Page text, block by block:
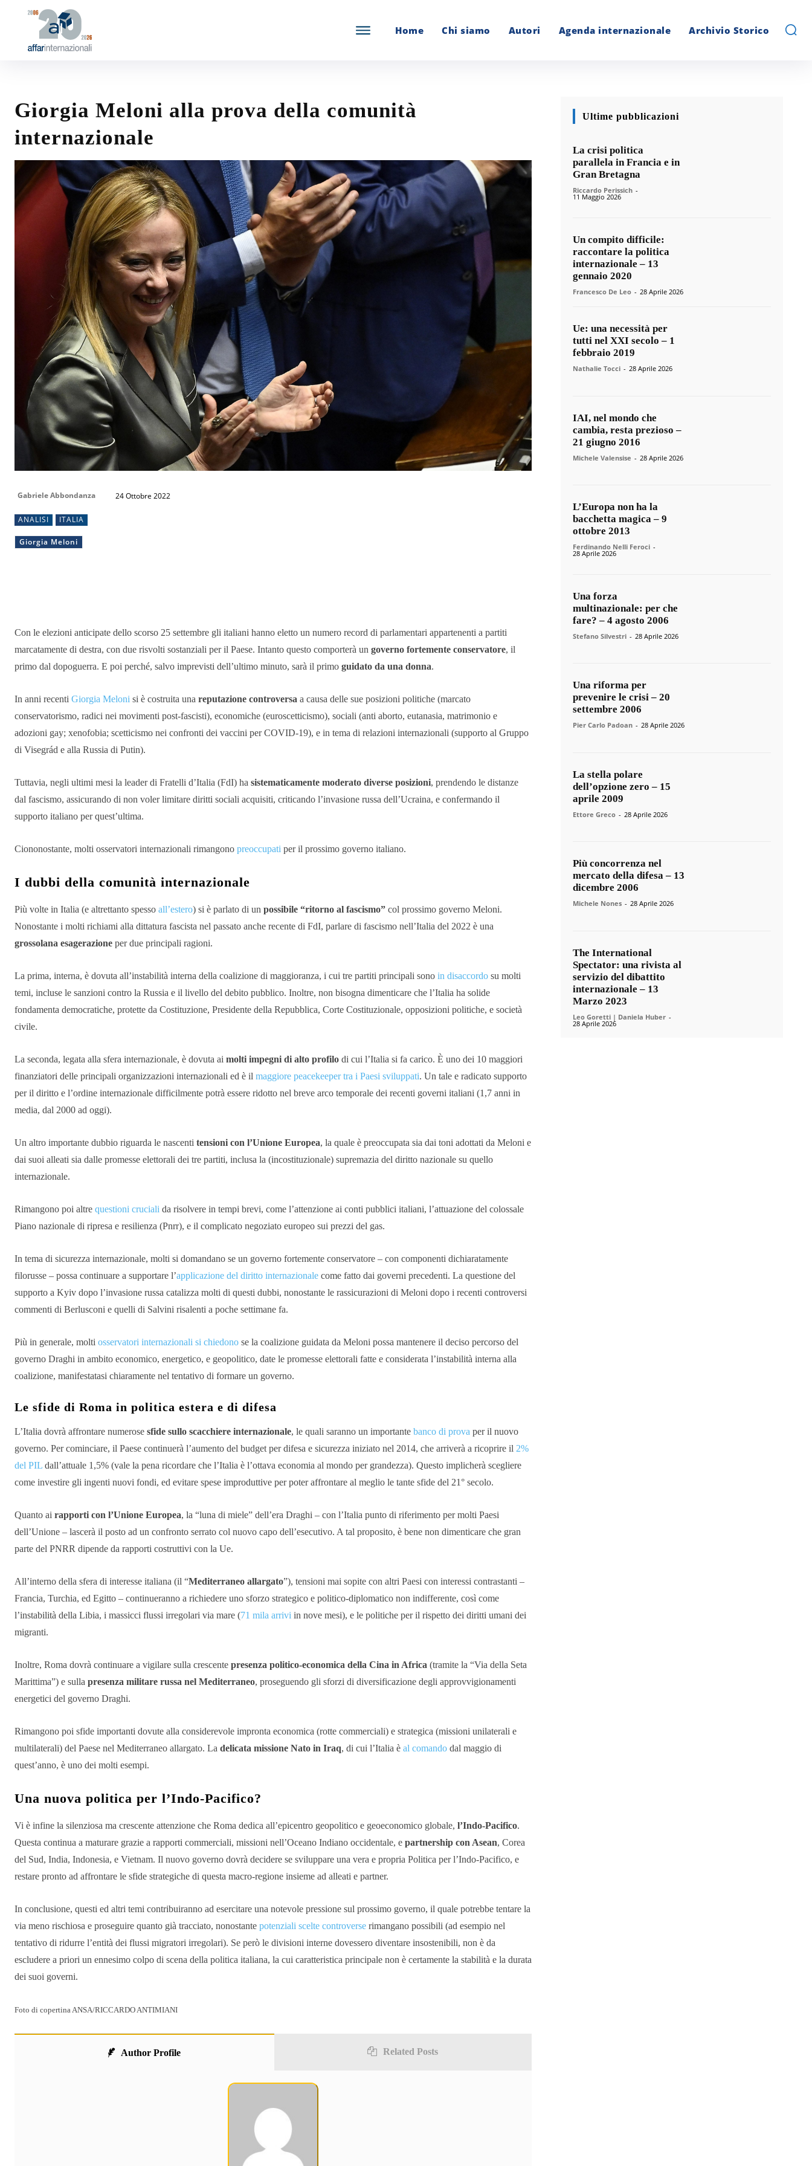
Home Chi siamo Autori Agenda internazionale Archivio Storico
Giorgia Meloni alla prova della comunità
internazionale
Gabriele Abbondanza 24 Ottobre 2022
ANALISI ITALIA
Giorgia Meloni
Con le elezioni anticipate dello scorso 25 settembre gli italiani hanno eletto un numero record di parlamentari appartenenti a partiti
marcatamente di destra, con due risvolti sostanziali per il Paese. Intanto questo comporterà un governo fortemente conservatore, il
primo dal dopoguerra. E poi perché, salvo imprevisti dell’ultimo minuto, sarà il primo guidato da una donna.
In anni recenti Giorgia Meloni si è costruita una reputazione controversa a causa delle sue posizioni politiche (marcato
conservatorismo, radici nei movimenti post-fascisti), economiche (euroscetticismo), sociali (anti aborto, eutanasia, matrimonio e
adozioni gay; xenofobia; scetticismo nei confronti dei vaccini per COVID-19), e in tema di relazioni internazionali (supporto al Gruppo
di Visegrád e alla Russia di Putin).
Tuttavia, negli ultimi mesi la leader di Fratelli d’Italia (FdI) ha sistematicamente moderato diverse posizioni, prendendo le distanze
dal fascismo, assicurando di non voler limitare diritti sociali acquisiti, criticando l’invasione russa dell’Ucraina, e confermando il
supporto italiano per quest’ultima.
Ciononostante, molti osservatori internazionali rimangono preoccupati per il prossimo governo italiano.
I dubbi della comunità internazionale
Più volte in Italia (e altrettanto spesso all’estero) si è parlato di un possibile “ritorno al fascismo” col prossimo governo Meloni.
Nonostante i molti richiami alla dittatura fascista nel passato anche recente di FdI, parlare di fascismo nell’Italia del 2022 è una
grossolana esagerazione per due principali ragioni.
La prima, interna, è dovuta all’instabilità interna della coalizione di maggioranza, i cui tre partiti principali sono in disaccordo su molti
temi, incluse le sanzioni contro la Russia e il livello del debito pubblico. Inoltre, non bisogna dimenticare che l’Italia ha solide
fondamenta democratiche, protette da Costituzione, Presidente della Repubblica, Corte Costituzionale, opposizioni politiche, e società
civile.
La seconda, legata alla sfera internazionale, è dovuta ai molti impegni di alto profilo di cui l’Italia si fa carico. È uno dei 10 maggiori
finanziatori delle principali organizzazioni internazionali ed è il maggiore peacekeeper tra i Paesi sviluppati. Un tale e radicato supporto
per il diritto e l’ordine internazionale difficilmente potrà essere ridotto nel breve arco temporale dei recenti governi italiani (1,7 anni in
media, dal 2000 ad oggi).
Un altro importante dubbio riguarda le nascenti tensioni con l’Unione Europea, la quale è preoccupata sia dai toni adottati da Meloni e
dai suoi alleati sia dalle promesse elettorali dei tre partiti, inclusa la (incostituzionale) supremazia del diritto nazionale su quello
internazionale.
Rimangono poi altre questioni cruciali da risolvere in tempi brevi, come l’attenzione ai conti pubblici italiani, l’attuazione del colossale
Piano nazionale di ripresa e resilienza (Pnrr), e il complicato negoziato europeo sui prezzi del gas.
In tema di sicurezza internazionale, molti si domandano se un governo fortemente conservatore – con componenti dichiaratamente
filorusse – possa continuare a supportare l’applicazione del diritto internazionale come fatto dai governi precedenti. La questione del
supporto a Kyiv dopo l’invasione russa catalizza molti di questi dubbi, nonostante le rassicurazioni di Meloni dopo i recenti controversi
commenti di Berlusconi e quelli di Salvini risalenti a poche settimane fa.
Più in generale, molti osservatori internazionali si chiedono se la coalizione guidata da Meloni possa mantenere il deciso percorso del
governo Draghi in ambito economico, energetico, e geopolitico, date le promesse elettorali fatte e considerata l’instabilità interna alla
coalizione, manifestatasi chiaramente nel tentativo di formare un governo.
Le sfide di Roma in politica estera e di difesa
L’Italia dovrà affrontare numerose sfide sullo scacchiere internazionale, le quali saranno un importante banco di prova per il nuovo
governo. Per cominciare, il Paese continuerà l’aumento del budget per difesa e sicurezza iniziato nel 2014, che arriverà a ricoprire il 2%
del PIL dall’attuale 1,5% (vale la pena ricordare che l’Italia è l’ottava economia al mondo per grandezza). Questo implicherà scegliere
come investire gli ingenti nuovi fondi, ed evitare spese improduttive per poter affrontare al meglio le tante sfide del 21° secolo.
Quanto ai rapporti con l’Unione Europea, la “luna di miele” dell’era Draghi – con l’Italia punto di riferimento per molti Paesi
dell’Unione – lascerà il posto ad un confronto serrato col nuovo capo dell’esecutivo. A tal proposito, è bene non dimenticare che gran
parte del PNRR dipende da rapporti costruttivi con la Ue.
All’interno della sfera di interesse italiana (il “Mediterraneo allargato”), tensioni mai sopite con altri Paesi con interessi contrastanti –
Francia, Turchia, ed Egitto – continueranno a richiedere uno sforzo strategico e politico-diplomatico non indifferente, così come
l’instabilità della Libia, i massicci flussi irregolari via mare (71 mila arrivi in nove mesi), e le politiche per il rispetto dei diritti umani dei
migranti.
Inoltre, Roma dovrà continuare a vigilare sulla crescente presenza politico-economica della Cina in Africa (tramite la “Via della Seta
Marittima”) e sulla presenza militare russa nel Mediterraneo, proseguendo gli sforzi di diversificazione degli approvvigionamenti
energetici del governo Draghi.
Rimangono poi sfide importanti dovute alla considerevole impronta economica (rotte commerciali) e strategica (missioni unilaterali e
multilaterali) del Paese nel Mediterraneo allargato. La delicata missione Nato in Iraq, di cui l’Italia è al comando dal maggio di
quest’anno, è uno dei molti esempi.
Una nuova politica per l’Indo-Pacifico?
Vi è infine la silenziosa ma crescente attenzione che Roma dedica all’epicentro geopolitico e geoeconomico globale, l’Indo-Pacifico.
Questa continua a maturare grazie a rapporti commerciali, missioni nell’Oceano Indiano occidentale, e partnership con Asean, Corea
del Sud, India, Indonesia, e Vietnam. Il nuovo governo dovrà decidere se sviluppare una vera e propria Politica per l’Indo-Pacifico, e
restare pronto ad affrontare le sfide strategiche di questa macro-regione insieme ad alleati e partner.
In conclusione, questi ed altri temi contribuiranno ad esercitare una notevole pressione sul prossimo governo, il quale potrebbe tentare la
via meno rischiosa e proseguire quanto già tracciato, nonostante potenziali scelte controverse rimangano possibili (ad esempio nel
tentativo di ridurre l’entità dei flussi migratori irregolari). Se però le divisioni interne dovessero diventare insostenibili, non è da
escludere a priori un ennesimo colpo di scena della politica italiana, la cui caratteristica principale non è certamente la stabilità e la durata
dei suoi governi.
Foto di copertina ANSA/RICCARDO ANTIMIANI
Author Profile Related Posts
Ultime pubblicazioni
La crisi politica
parallela in Francia e in
Gran Bretagna
Riccardo Perissich -
11 Maggio 2026
Un compito difficile:
raccontare la politica
internazionale – 13
gennaio 2020
Francesco De Leo - 28 Aprile 2026
Ue: una necessità per
tutti nel XXI secolo – 1
febbraio 2019
Nathalie Tocci - 28 Aprile 2026
IAI, nel mondo che
cambia, resta prezioso –
21 giugno 2016
Michele Valensise - 28 Aprile 2026
L’Europa non ha la
bacchetta magica – 9
ottobre 2013
Ferdinando Nelli Feroci -
28 Aprile 2026
Una forza
multinazionale: per che
fare? – 4 agosto 2006
Stefano Silvestri - 28 Aprile 2026
Una riforma per
prevenire le crisi – 20
settembre 2006
Pier Carlo Padoan - 28 Aprile 2026
La stella polare
dell’opzione zero – 15
aprile 2009
Ettore Greco - 28 Aprile 2026
Più concorrenza nel
mercato della difesa – 13
dicembre 2006
Michele Nones - 28 Aprile 2026
The International
Spectator: una rivista al
servizio del dibattito
internazionale – 13
Marzo 2023
Leo Goretti | Daniela Huber -
28 Aprile 2026